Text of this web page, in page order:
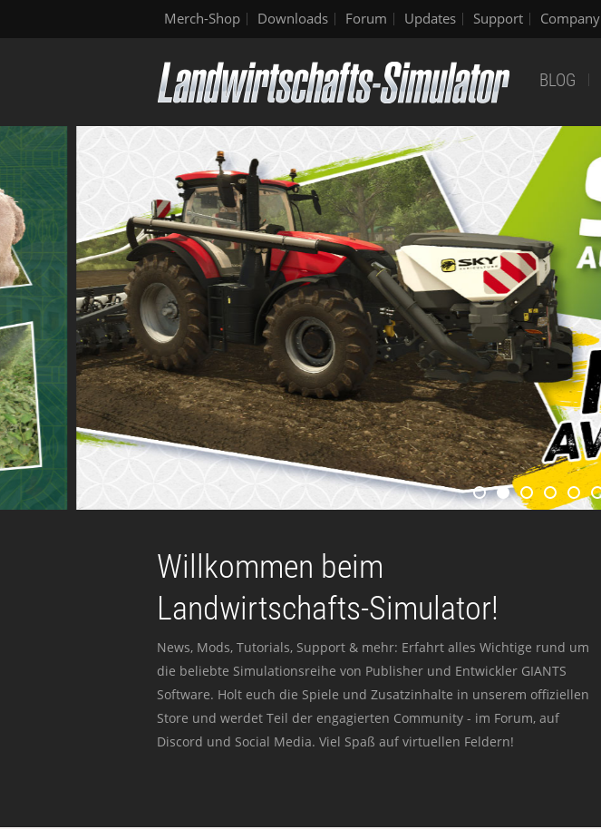
Merch-Shop Downloads Forum Updates Support Company
BLOG
Willkommen beim
Landwirtschafts-Simulator!
News, Mods, Tutorials, Support & mehr: Erfahrt alles Wichtige rund um
die beliebte Simulationsreihe von Publisher und Entwickler GIANTS
Software. Holt euch die Spiele und Zusatzinhalte in unserem offiziellen
Store und werdet Teil der engagierten Community - im Forum, auf
Discord und Social Media. Viel Spaß auf virtuellen Feldern!